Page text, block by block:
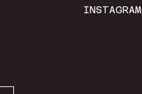
INSTAGRAM